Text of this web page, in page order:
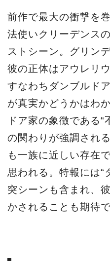
前作で最大の衝撃を
法使いクリーデンス
ストシーン。グリン
彼の正体はアウレリ
すなわちダンブルド
が真実かどうかはわ
ドア家の象徴である“
の関わりが強調され
も一族に近しい存在
思われる。特報には“
突シーンも含まれ、
かされることも期待